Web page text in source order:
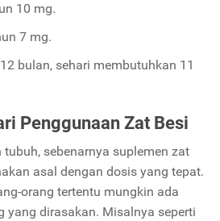
10 mg.
7 mg.
bulan, sehari membutuhkan 11
Penggunaan Zat Besi
tubuh, sebenarnya suplemen zat
asal dengan dosis yang tepat.
orang tertentu mungkin ada
yang dirasakan. Misalnya seperti